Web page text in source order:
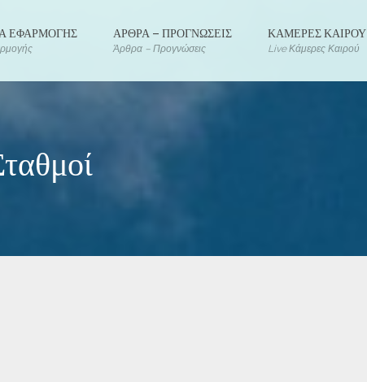
ΕΦΑΡΜΟΓΗΣ ΑΡΘΡΑ – ΠΡΟΓΝΩΣΕΙΣ
Άρθρα – Προγνώσεις
ΚΑΜΕΡΕΣ ΚΑΙΡΟΥ
Live Κάμερες Καιρού